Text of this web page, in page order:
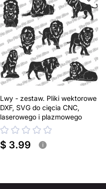
Lwy - zestaw. Pliki wektorowe
DXF, SVG do cięcia CNC,
laserowego i plazmowego
$ 3.99 i